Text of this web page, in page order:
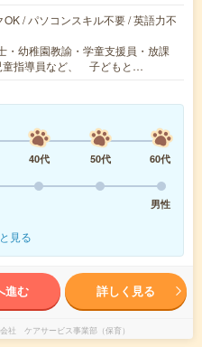
/ パソコンスキル不要 / 英語力不
幼稚園教諭・学童支援員・放課
童指導員など、 子どもと…
40代 50代
60代
男性
見る
進む 詳しく見る
社 ケアサービス事業部（保育）